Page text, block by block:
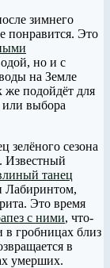
зимнего
понравится. Это
но и с
на Земле
же подойдёт для
выбора
зелёного сезона
Известный
танец
Лабиринтом,
Это время
с ними, что-
гробницах близ
в
умерших.